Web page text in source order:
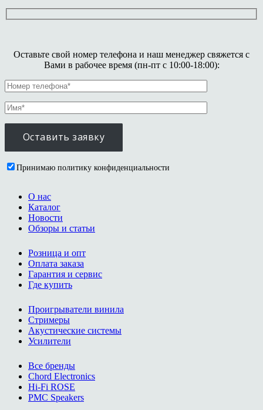
Оставьте свой номер телефона и наш менеджер свяжется с
Вами в рабочее время (пн-пт с 10:00-18:00):
Принимаю политику конфиденциальности
О нас
Каталог
Новости
Обзоры и статьи
Розница и опт
Оплата заказа
Гарантия и сервис
Где купить
Проигрыватели винила
Стримеры
Акустические системы
Усилители
Все бренды
Chord Electronics
Hi-Fi ROSE
PMC Speakers